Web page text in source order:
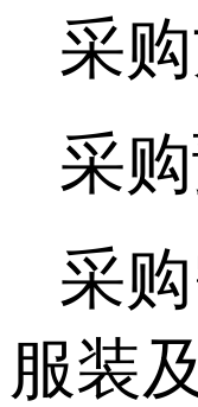
采
采
采
服装